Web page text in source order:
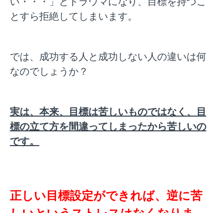
とすら拒絶してしまいます。
では、成功する人と成功しない人の違いは何
なのでしょうか？
実は、本来、目標は苦しいものではなく、目
標の立て方を間違ってしまったから苦しいの
です。
正しい目標設定ができれば、逆に苦